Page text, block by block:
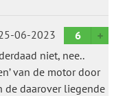
06-2023
6
niet, nee..
van de motor door
daarover liegende